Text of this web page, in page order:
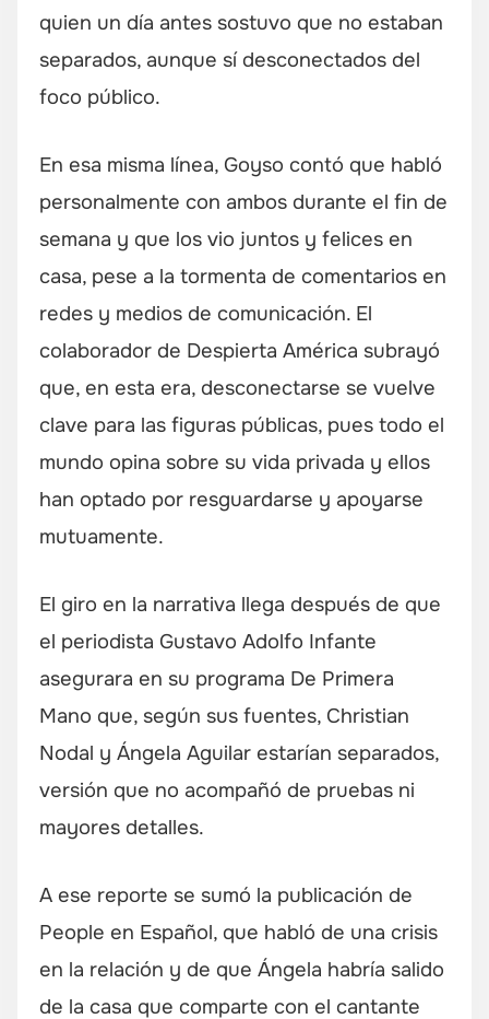
quien un día antes sostuvo que no estaban
separados, aunque sí desconectados del
foco público.
En esa misma línea, Goyso contó que habló
personalmente con ambos durante el fin de
semana y que los vio juntos y felices en
casa, pese a la tormenta de comentarios en
redes y medios de comunicación. El
colaborador de Despierta América subrayó
que, en esta era, desconectarse se vuelve
clave para las figuras públicas, pues todo el
mundo opina sobre su vida privada y ellos
han optado por resguardarse y apoyarse
mutuamente.
El giro en la narrativa llega después de que
el periodista Gustavo Adolfo Infante
asegurara en su programa De Primera
Mano que, según sus fuentes, Christian
Nodal y Ángela Aguilar estarían separados,
versión que no acompañó de pruebas ni
mayores detalles.
A ese reporte se sumó la publicación de
People en Español, que habló de una crisis
en la relación y de que Ángela habría salido
de la casa que comparte con el cantante